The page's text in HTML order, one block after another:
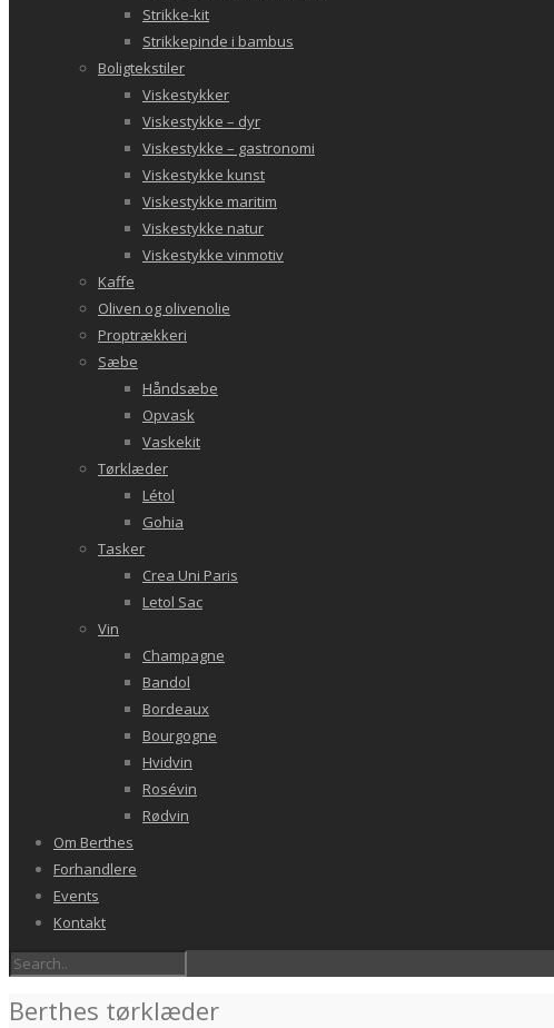
Strikke-kit
Strikkepinde i bambus
Boligtekstiler
Viskestykker
Viskestykke – dyr
Viskestykke – gastronomi
Viskestykke kunst
Viskestykke maritim
Viskestykke natur
Viskestykke vinmotiv
Kaffe
Oliven og olivenolie
Proptrækkeri
Sæbe
Håndsæbe
Opvask
Vaskekit
Tørklæder
Létol
Gohia
Tasker
Crea Uni Paris
Letol Sac
Vin
Champagne
Bandol
Bordeaux
Bourgogne
Hvidvin
Rosévin
Rødvin
Om Berthes
Forhandlere
Events
Kontakt
Berthes tørklæder